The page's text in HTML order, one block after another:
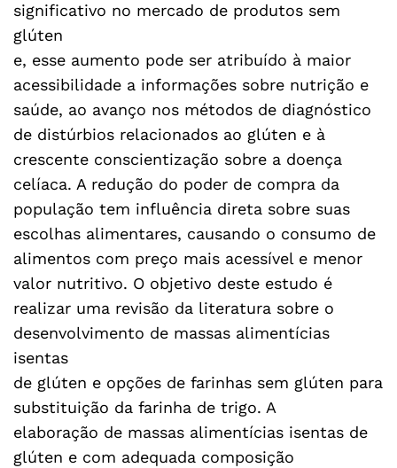
significativo no mercado de produtos sem
glúten
e, esse aumento pode ser atribuído à maior
acessibilidade a informações sobre nutrição e
saúde, ao avanço nos métodos de diagnóstico
de distúrbios relacionados ao glúten e à
crescente conscientização sobre a doença
celíaca. A redução do poder de compra da
população tem influência direta sobre suas
escolhas alimentares, causando o consumo de
alimentos com preço mais acessível e menor
valor nutritivo. O objetivo deste estudo é
realizar uma revisão da literatura sobre o
desenvolvimento de massas alimentícias
isentas
de glúten e opções de farinhas sem glúten para
substituição da farinha de trigo. A
elaboração de massas alimentícias isentas de
glúten e com adequada composição